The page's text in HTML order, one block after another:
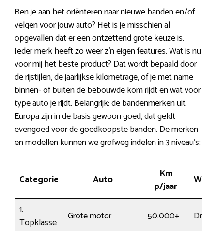
Ben je aan het oriënteren naar nieuwe banden en/of
velgen voor jouw auto? Het is je misschien al
opgevallen dat er een ontzettend grote keuze is.
Ieder merk heeft zo weer z’n eigen features. Wat is nu
voor mij het beste product? Dat wordt bepaald door
de rijstijlen, de jaarlijkse kilometrage, of je met name
binnen- of buiten de bebouwde kom rijdt en wat voor
type auto je rijdt. Belangrijk: de bandenmerken uit
Europa zijn in de basis gewoon goed, dat geldt
evengoed voor de goedkoopste banden. De merken
en modellen kunnen we grofweg indelen in 3 niveau’s:
Categorie Auto
Km
p/jaar
1.
Topklasse
Grote motor 50.000+ Driftig